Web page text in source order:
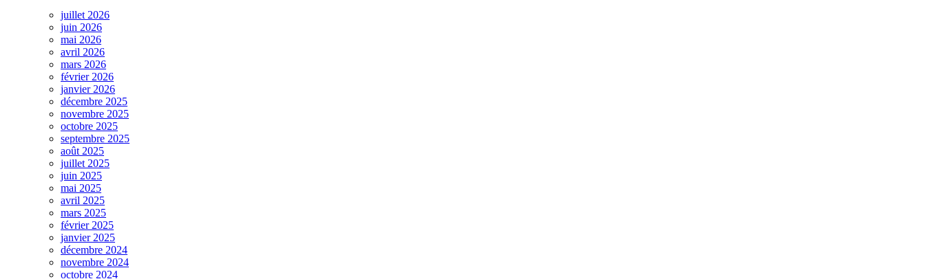
juillet 2026
juin 2026
mai 2026
avril 2026
mars 2026
février 2026
janvier 2026
décembre 2025
novembre 2025
octobre 2025
septembre 2025
août 2025
juillet 2025
juin 2025
mai 2025
avril 2025
mars 2025
février 2025
janvier 2025
décembre 2024
novembre 2024
octobre 2024